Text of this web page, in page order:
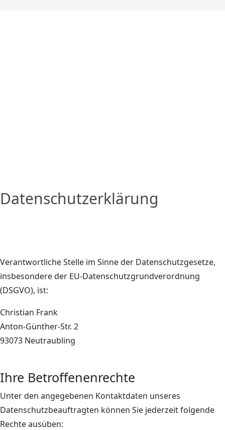
Datenschutzerklärung
Verantwortliche Stelle im Sinne der Datenschutzgesetze,
insbesondere der EU-Datenschutzgrundverordnung
(DSGVO), ist:
Christian Frank
Anton-Günther-Str. 2
93073 Neutraubling
Ihre Betroffenenrechte
Unter den angegebenen Kontaktdaten unseres
Datenschutzbeauftragten können Sie jederzeit folgende
Rechte ausüben: